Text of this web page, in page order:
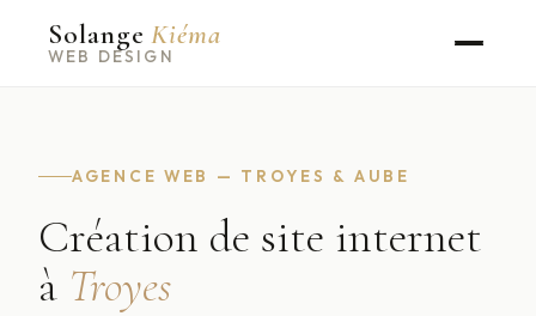
SolangeKiéma
WEB DESIGN
AGENCE WEB — TROYES & AUBE
Création de site internet
à Troyes